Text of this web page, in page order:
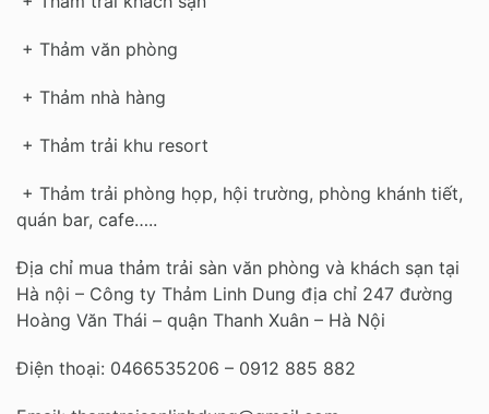
+ Thảm văn phòng
+ Thảm nhà hàng
+ Thảm trải khu resort
+ Thảm trải phòng họp, hội trường, phòng khánh tiết,
quán bar, cafe…..
Địa chỉ mua thảm trải sàn văn phòng và khách sạn tại
Hà nội – Công ty Thảm Linh Dung địa chỉ 247 đường
Hoàng Văn Thái – quận Thanh Xuân – Hà Nội
Điện thoại: 0466535206 – 0912 885 882